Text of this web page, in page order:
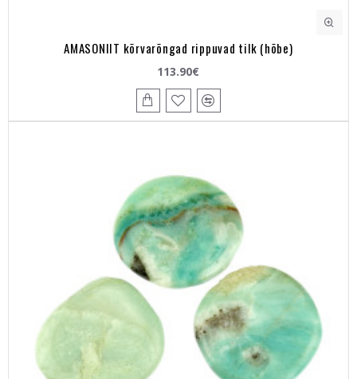
AMASONIIT kõrvarõngad rippuvad tilk (hõbe)
113.90€